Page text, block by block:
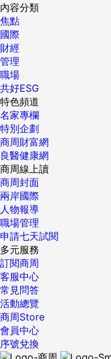
內容分類
焦點
國際
財經
管理
職場
共好ESG
特色頻道
名家專欄
特別企劃
商周財富網
良醫健康網
商周線上讀
商周封面
兩岸國際
人物報導
職場管理
申請七天試閱
多元服務
訂閱商周
客服中心
常見問答
活動總覽
商周Store
會員中心
序號兌換